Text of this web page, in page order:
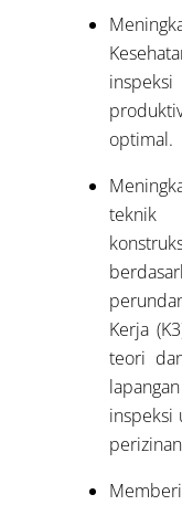
optimal.
teknik
Kerja
teori
inspeksi